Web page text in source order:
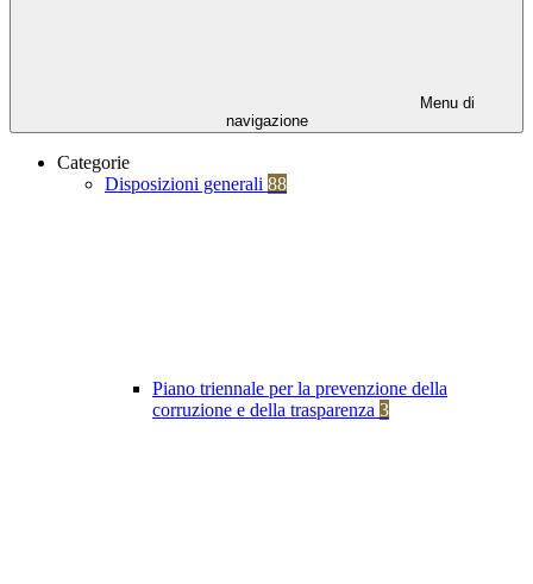
Menu di
navigazione
Categorie
Disposizioni generali 88
Piano triennale per la prevenzione della
corruzione e della trasparenza 3